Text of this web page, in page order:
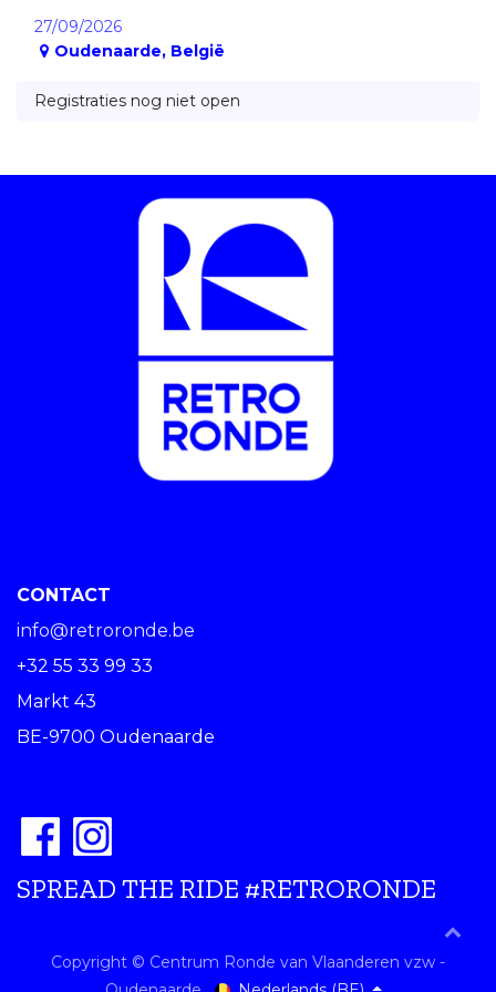
27/09/2026
Oudenaarde, België
Registraties nog niet open
CONTACT
info@retroronde.be
+32 55 33 99 33
Markt 43
BE-9700 Oudenaarde
SPREAD THE RIDE #RETRORONDE
Copyright © Centrum Ronde van Vlaanderen vzw -